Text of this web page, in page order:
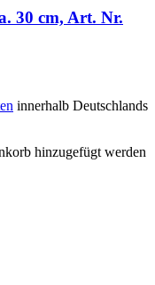
30 cm, Art. Nr.
innerhalb Deutschlands
hinzugefügt werden